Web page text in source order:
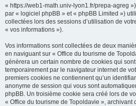
« https://web1-math.univ-lyon1.fr/prepa-agreg
par « logiciel phpBB » et « phpBB Limited »)
collectées lors des sessions d’utilisation de
« vos informations »).
Vos informations sont collectées de deux
en naviguant sur « Office du tourisme de
génèrera un certain nombre de cookies qui
temporairement par le navigateur internet de
premiers cookies ne contiennent qu’un
anonyme de session qui vous sont
phpBB. Un troisième cookie sera créé lors de
« Office du tourisme de Topoldavie », archivant